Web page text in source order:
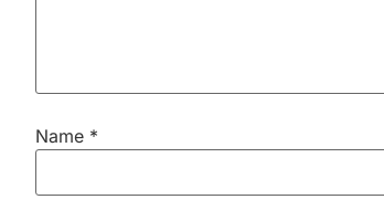
Name *